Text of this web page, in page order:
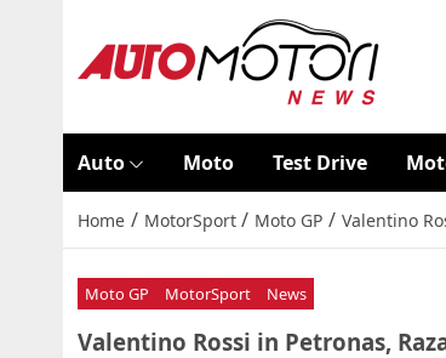
Auto Moto Test Drive
Home / MotorSport / Moto GP / Valentino
Moto GP MotorSport News
Valentino Rossi in Petronas,